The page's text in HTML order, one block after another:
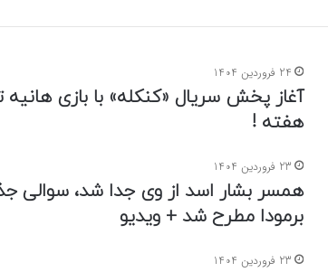
24 فروردین 1404
آغاز پخش سریال «کنکله» با بازی هانیه
هفته !
23 فروردین 1404
همسر بشار اسد از وی جدا شد، سوالی
برمودا مطرح شد + ویدیو
23 فروردین 1404